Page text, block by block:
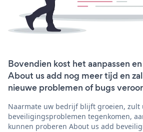
Bovendien kost het aanpassen
About us add nog meer tijd en
nieuwe problemen of bugs
Naarmate uw bedrijf blijft groeien, zult
beveiligingsproblemen tegenkomen,
kunnen proberen About us add